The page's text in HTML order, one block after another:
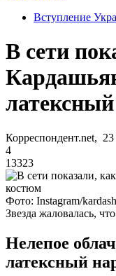
Вступление
В сети
Корреспондент.net,
4
13323
Фото: Instagram/
Звезда жаловалась,
Нелепое
латексный